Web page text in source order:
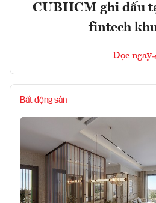
CUBHCM ghi dấu
fintech
Đọc ngay
Bất động sản